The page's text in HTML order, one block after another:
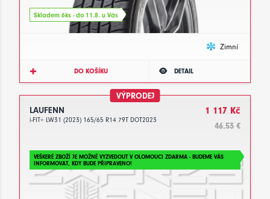
Skladem 6ks - do 11.8. u Vás
Zimní
DO KOŠÍKU DETAIL
VÝPRODEJ
LAUFENN
i-FIT+ LW31 (2023) 165/65 R14 79T DOT2023
1 117 Kč
46.53 €
VEŠKERÉ ZBOŽÍ JE MOŽNÉ VYZVEDOUT V OLOMOUCI ZDARMA - BUDEME VÁS
INFORMOVAT, KDY BUDE PŘIPRAVENO!